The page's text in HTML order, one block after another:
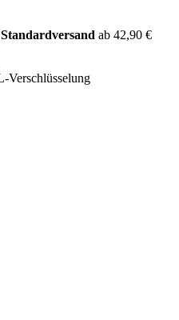
ab 42,90 €
Verschlüsselung